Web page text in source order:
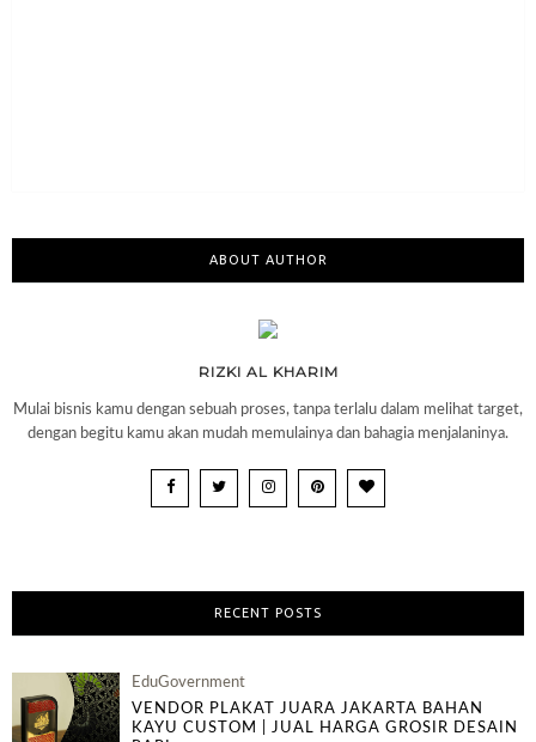
ABOUT AUTHOR
RIZKI AL KHARIM
Mulai bisnis kamu dengan sebuah proses, tanpa terlalu dalam melihat target,
dengan begitu kamu akan mudah memulainya dan bahagia menjalaninya.
RECENT POSTS
EduGovernment
VENDOR PLAKAT JUARA JAKARTA BAHAN
KAYU CUSTOM | JUAL HARGA GROSIR DESAIN